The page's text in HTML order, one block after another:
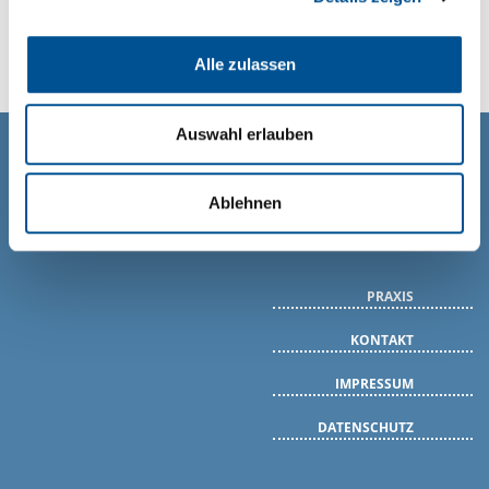
Alle zulassen
Auswahl erlauben
Ablehnen
PRAXIS
KONTAKT
IMPRESSUM
DATENSCHUTZ